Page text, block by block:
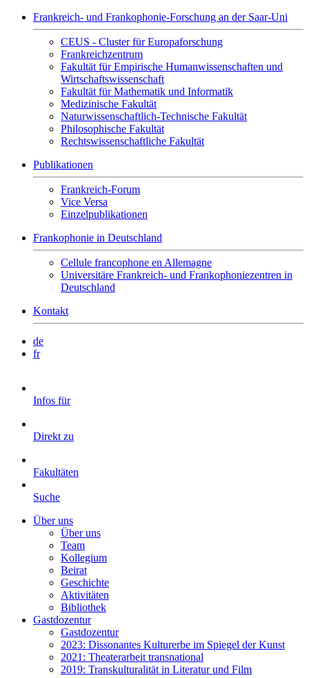
Frankreich- und Frankophonie-Forschung an der Saar-Uni
CEUS - Cluster für Europaforschung
Frankreichzentrum
Fakultät für Empirische Humanwissenschaften und
Wirtschaftswissenschaft
Fakultät für Mathematik und Informatik
Medizinische Fakultät
Naturwissenschaftlich-Technische Fakultät
Philosophische Fakultät
Rechtswissenschaftliche Fakultät
Publikationen
Frankreich-Forum
Vice Versa
Einzelpublikationen
Frankophonie in Deutschland
Cellule francophone en Allemagne
Universitäre Frankreich- und Frankophoniezentren in
Deutschland
Kontakt
de
fr
Infos für
Direkt zu
Fakultäten
Suche
Über uns
Über uns
Team
Kollegium
Beirat
Geschichte
Aktivitäten
Bibliothek
Gastdozentur
Gastdozentur
2023: Dissonantes Kulturerbe im Spiegel der Kunst
2021: Theaterarbeit transnational
2019: Transkulturalität in Literatur und Film